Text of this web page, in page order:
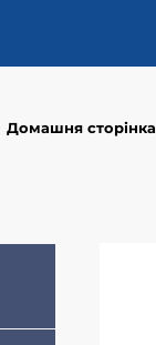
Домашня сторінка